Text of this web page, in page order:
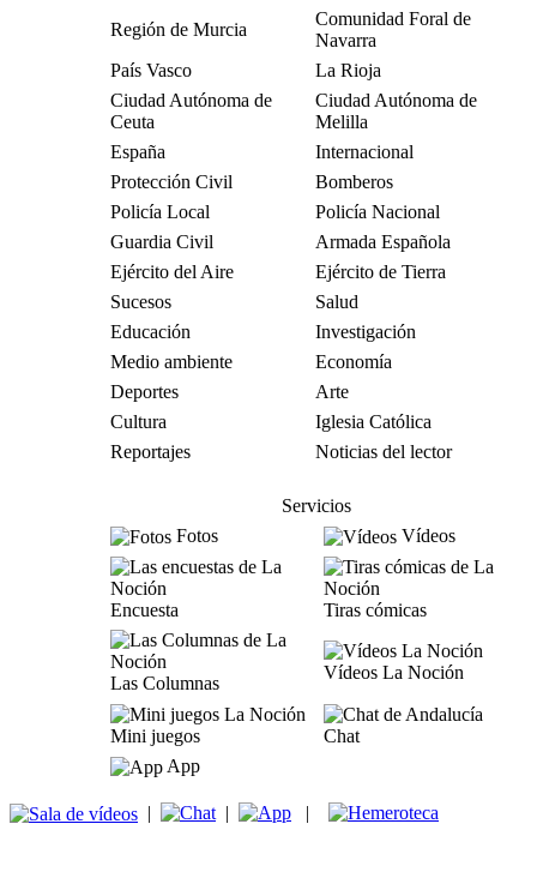
Región de Murcia
Comunidad Foral de
Navarra
País Vasco
La Rioja
Ciudad Autónoma de
Ceuta
Ciudad Autónoma de
Melilla
España
Internacional
Protección Civil
Bomberos
Policía Local
Policía Nacional
Guardia Civil
Armada Española
Ejército del Aire
Ejército de Tierra
Sucesos
Salud
Educación
Investigación
Medio ambiente
Economía
Deportes
Arte
Cultura
Iglesia Católica
Reportajes
Noticias del lector
Servicios
Fotos
Vídeos
Encuesta Tiras cómicas
Las Columnas
Vídeos La Noción
Mini juegos
Chat
App
| | |